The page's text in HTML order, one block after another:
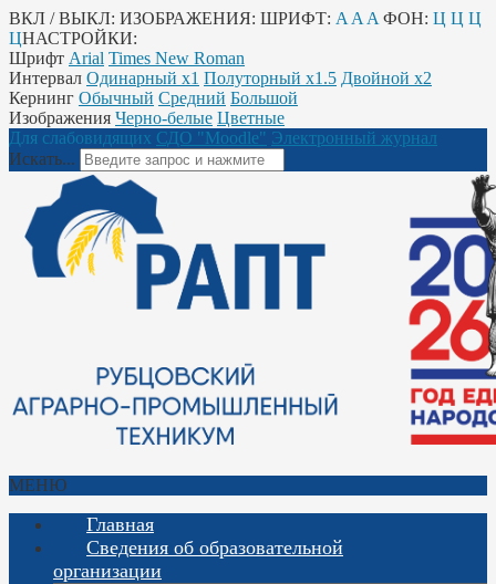
ВКЛ / ВЫКЛ: ИЗОБРАЖЕНИЯ: ШРИФТ: A A A ФОН: Ц Ц Ц
ЦНАСТРОЙКИ:
Шрифт Arial Times New Roman
Интервал Одинарный х1 Полуторный х1.5 Двойной х2
Кернинг Обычный Средний Большой
Изображения Черно-белые Цветные
Для слабовидящих СДО "Moodle" Электронный журнал
Искать...
МЕНЮ
Главная
Сведения об образовательной
организации